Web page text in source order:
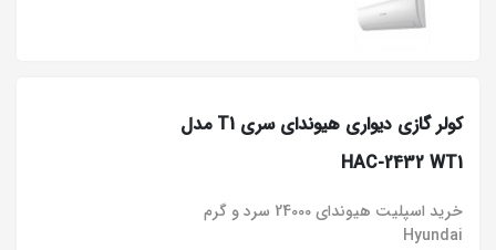
کولر گازی دیواری هیوندای سری T1 مدل
HAC-2432 WT1
خرید اسپلیت هیوندای 24000 سرد و گرم
Hyundai